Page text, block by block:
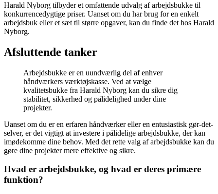
Harald Nyborg tilbyder et omfattende udvalg af arbejdsbukke til
konkurrencedygtige priser. Uanset om du har brug for en enkelt
arbejdsbuk eller et sæt til større opgaver, kan du finde det hos Harald
Nyborg.
Afsluttende tanker
Arbejdsbukke er en uundværlig del af enhver
håndværkers værktøjskasse. Ved at vælge
kvalitetsbukke fra Harald Nyborg kan du sikre dig
stabilitet, sikkerhed og pålidelighed under dine
projekter.
Uanset om du er en erfaren håndværker eller en entusiastisk gør-det-
selver, er det vigtigt at investere i pålidelige arbejdsbukke, der kan
imødekomme dine behov. Med det rette valg af arbejdsbukke kan du
gøre dine projekter mere effektive og sikre.
Hvad er arbejdsbukke, og hvad er deres primære
funktion?